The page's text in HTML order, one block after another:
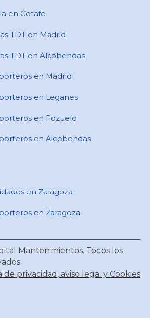
en Getafe
TDT en Madrid
TDT en Alcobendas
en Madrid
en Leganes
en Pozuelo
en Alcobendas
en Zaragoza
en Zaragoza
Mantenimientos. Todos los
de privacidad, aviso legal y Cookies